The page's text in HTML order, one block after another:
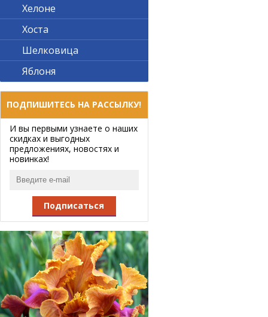
Хелоне
Хоста
Шелковица
Яблоня
ПОДПИШИТЕСЬ НА РАССЫЛКУ!
И вы первыми узнаете о наших
скидках и выгодных
предложениях, новостях и
новинках!
Подписаться